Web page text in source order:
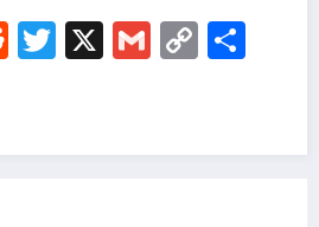
Reddit
Twitter
X Gmail
Copy